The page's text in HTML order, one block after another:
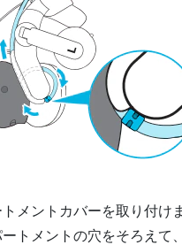
トメントカバーを取り付け
ートメントの穴をそろえて